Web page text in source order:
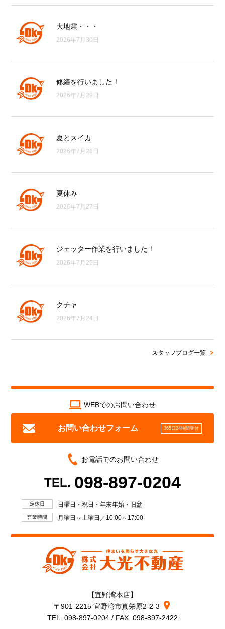
大地震・・・
2026年7月30日
修繕を行いました！
2026年7月29日
夏とスイカ
2026年7月28日
夏休み
2026年7月27日
ジェッター作業を行いました！
2026年7月25日
クチャ
2026年7月24日
スタッフブログ一覧
WEBでのお問い合わせ
お問い合わせフォーム 365日24時間受付
お電話でのお問い合わせ
TEL. 098-897-0204
定休日 日曜日・祝日・年末年始・旧盆
営業時間 月曜日～土曜日／10:00～17:00
【宜野湾本店】
〒901-2215 宜野湾市真栄原2-2-3
TEL. 098-897-0204 / FAX. 098-897-2422